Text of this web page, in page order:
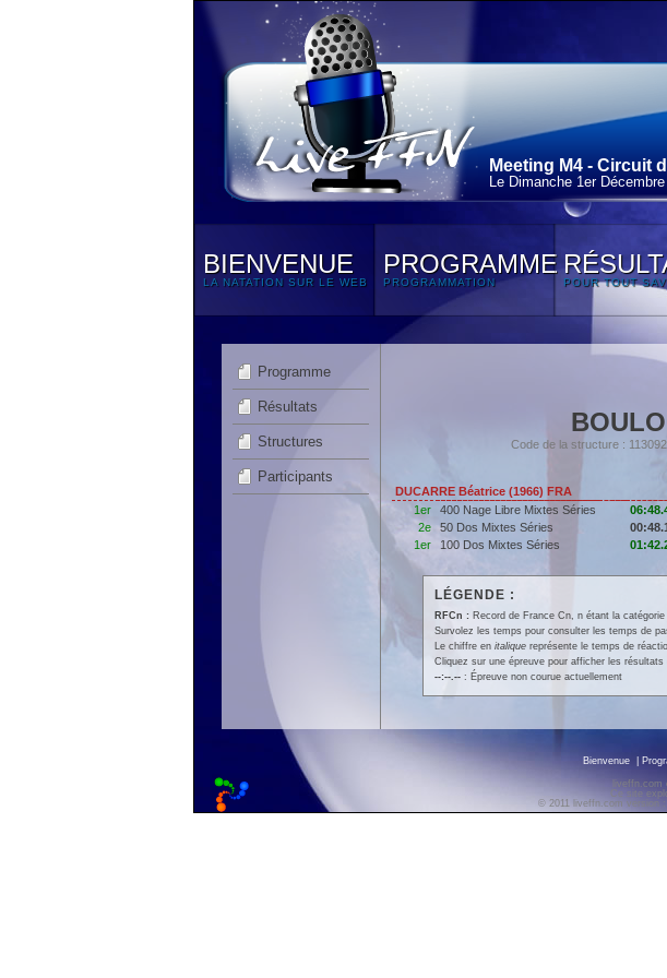
Meeting M4 - Circuit
Le Dimanche 1erDécembre
BIENVENUE
LA NATATION SUR LE WEB
PROGRAMME
PROGRAMMATION POUR TOUT
Programme
Résultats
Structures
Participants
Code de la structure :
DUCARRE Béatrice (1966) FRA
1er
400 Nage Libre Mixtes Séries
2e 50 Dos Mixtes Séries
1er 100 Dos Mixtes Séries
LÉGENDE :
RFCn : Record de France Cn, n étant la
Survolez les temps pour consulter les temps de
Le chiffre en italiquereprésente le temps de
Cliquez sur une épreuve pour afficher les résultats
--:--.--: Épreuve non courue actuellement
Bienvenue
Ce site
© 2011 liveffn.com version